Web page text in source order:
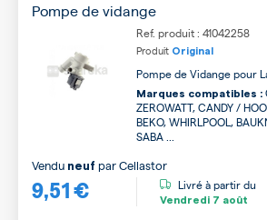
Pompe de vidange
Ref. produit : 41042258
Produit Original
Pompe de Vidange pour
Marques compatibles :
ZEROWATT, CANDY /
BEKO, WHIRLPOOL,
SABA ...
9,51 €
Vendu neuf parCellastor
Livré à partir du
Vendredi 7 août